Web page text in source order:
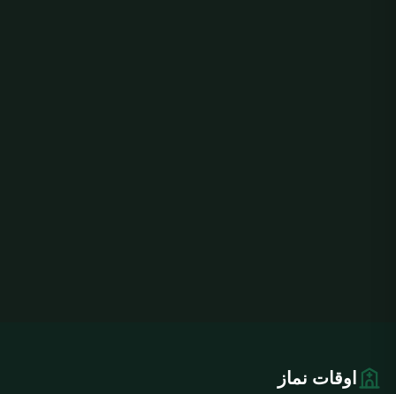
اوقات نماز